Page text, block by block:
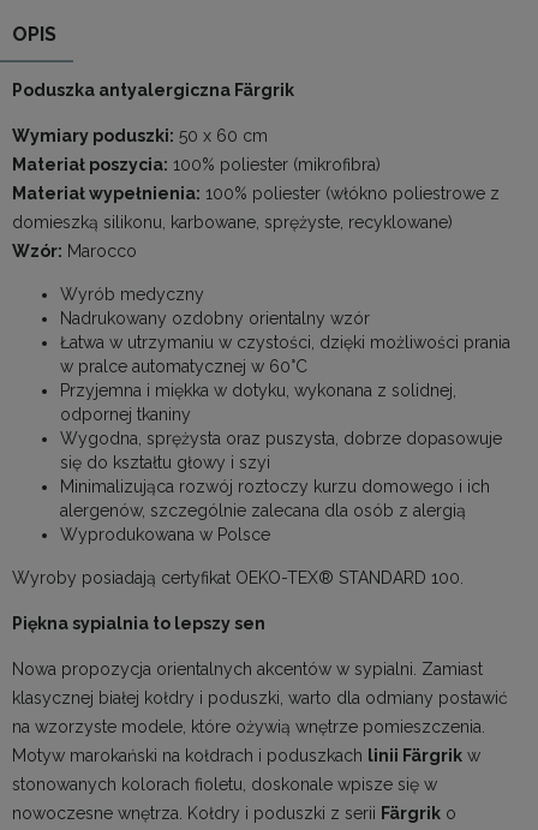
OPIS
Poduszka antyalergiczna Färgrik
Wymiary poduszki: 50 x 60 cm
Materiał poszycia: 100% poliester (mikrofibra)
Materiał wypełnienia: 100% poliester (włókno poliestrowe z
domieszką silikonu, karbowane, sprężyste, recyklowane)
Wzór: Marocco
Wyrób medyczny
Nadrukowany ozdobny orientalny wzór
Łatwa w utrzymaniu w czystości, dzięki możliwości prania
w pralce automatycznej w 60°C
Przyjemna i miękka w dotyku, wykonana z solidnej,
odpornej tkaniny
Wygodna, sprężysta oraz puszysta, dobrze dopasowuje
się do kształtu głowy i szyi
Minimalizująca rozwój roztoczy kurzu domowego i ich
alergenów, szczególnie zalecana dla osób z alergią
Wyprodukowana w Polsce
Wyroby posiadają certyfikat OEKO-TEX® STANDARD 100.
Piękna sypialnia to lepszy sen
Nowa propozycja orientalnych akcentów w sypialni. Zamiast
klasycznej białej kołdry i poduszki, warto dla odmiany postawić
na wzorzyste modele, które ożywią wnętrze pomieszczenia.
Motyw marokański na kołdrach i poduszkach linii Färgrik w
stonowanych kolorach fioletu, doskonale wpisze się w
nowoczesne wnętrza. Kołdry i poduszki z serii Färgrik o